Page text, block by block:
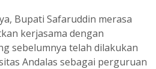
Bupati Safaruddin merasa
kerjasama dengan
sebelumnya telah dilakukan
Andalas sebagai perguruan